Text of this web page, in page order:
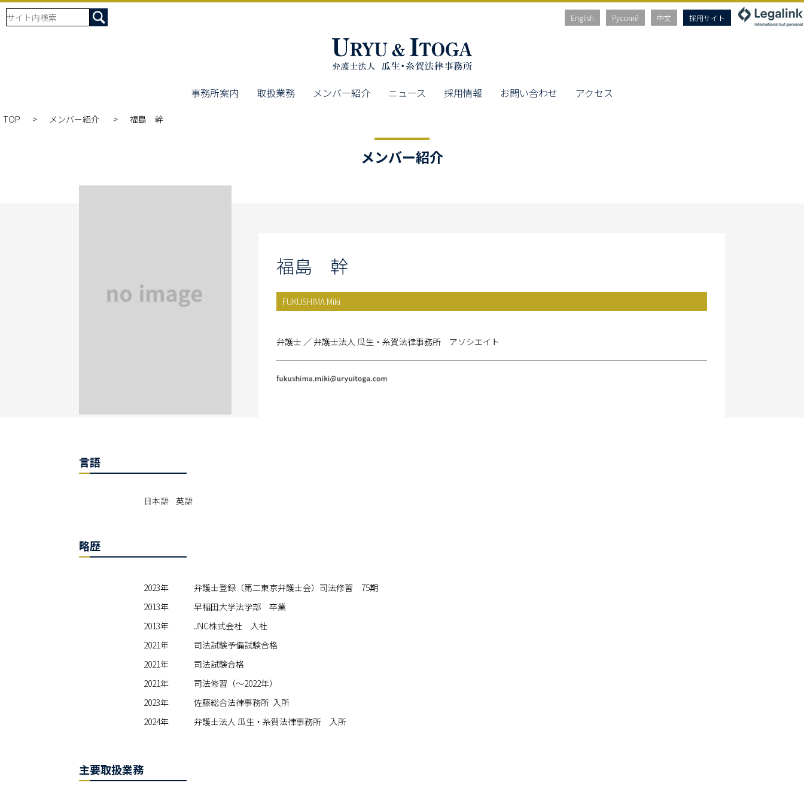
English Русский 中文 採用サイト
事務所案内 取扱業務 メンバー紹介 ニュース 採用情報 お問い合わせ アクセス
TOP メンバー紹介 福島 幹
メンバー紹介
福島 幹
FUKUSHIMA Miki
弁護士 ／ 弁護士法人 瓜生・糸賀法律事務所 アソシエイト
言語
日本語 英語
略歴
2023年
弁護士登録（第二東京弁護士会）司法修習 75期
2013年
早稲田大学法学部 卒業
2013年
JNC株式会社 入社
2021年
司法試験予備試験合格
2021年
司法試験合格
2021年
司法修習（～2022年）
2023年
佐藤総合法律事務所 入所
2024年
弁護士法人 瓜生・糸賀法律事務所 入所
主要取扱業務